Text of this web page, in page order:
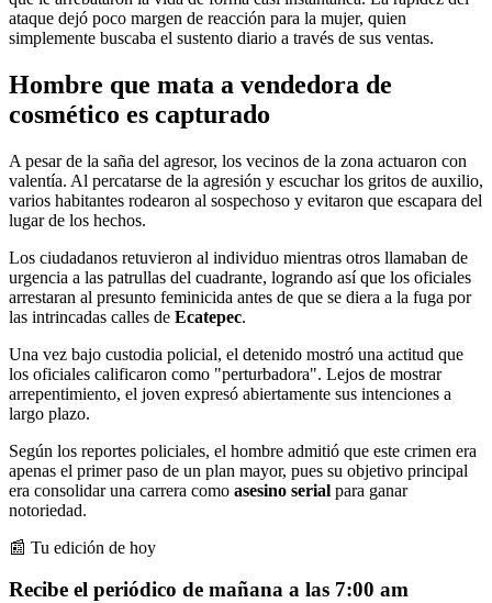
ataque dejó poco margen de reacción para la mujer, quien
simplemente buscaba el sustento diario a través de sus ventas.
Hombre que mata a vendedora de
cosmético es capturado
A pesar de la saña del agresor, los vecinos de la zona actuaron con
valentía. Al percatarse de la agresión y escuchar los gritos de auxilio,
varios habitantes rodearon al sospechoso y evitaron que escapara del
lugar de los hechos.
Los ciudadanos retuvieron al individuo mientras otros llamaban de
urgencia a las patrullas del cuadrante, logrando así que los oficiales
arrestaran al presunto feminicida antes de que se diera a la fuga por
las intrincadas calles de Ecatepec.
Una vez bajo custodia policial, el detenido mostró una actitud que
los oficiales calificaron como "perturbadora". Lejos de mostrar
arrepentimiento, el joven expresó abiertamente sus intenciones a
largo plazo.
Según los reportes policiales, el hombre admitió que este crimen era
apenas el primer paso de un plan mayor, pues su objetivo principal
era consolidar una carrera como asesino serial para ganar
notoriedad.
📰 Tu edición de hoy
Recibe el periódico de mañana a las 7:00 am